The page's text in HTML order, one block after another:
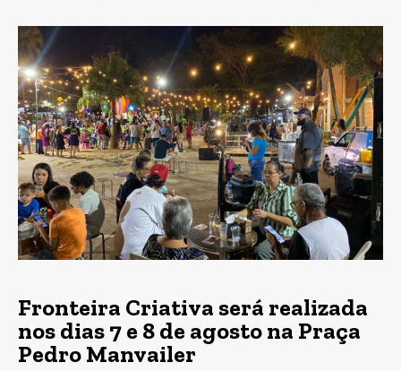
Fronteira Criativa será realizada
nos dias 7 e 8 de agosto na Praça
Pedro Manvailer